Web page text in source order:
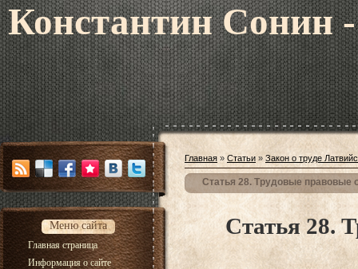
Константин Сонин
Меню сайта
Главная страница
Информация о сайте
Главная » Статьи » Закон о труде
Статья 28. Трудовые правовые
Статья 28.